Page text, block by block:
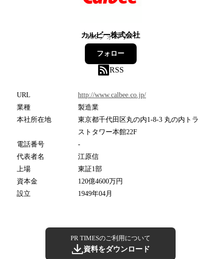
カルビー株式会社
186フォロワー
フォロー
RSS
URL
http://www.calbee.co.jp/
業種
製造業
本社所在地
東京都千代田区丸の内1-8-3 丸の内トラ
ストタワー本館22F
電話番号
-
代表者名
江原信
上場
東証1部
資本金
120億4600万円
設立
1949年04月
PR TIMESのご利用について
資料をダウンロード